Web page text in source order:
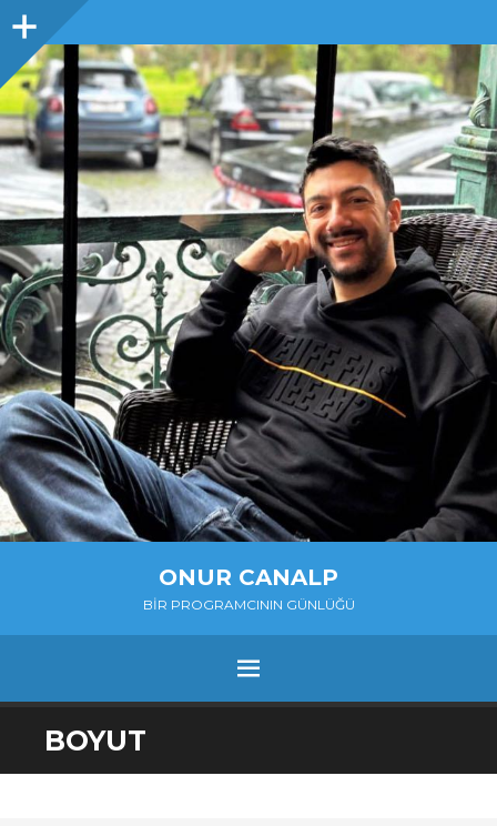
Sidebar
ONUR CANALP
BIR PROGRAMCININ GÜNLÜĞÜ
MENU
SKIP
TO
BOYUT